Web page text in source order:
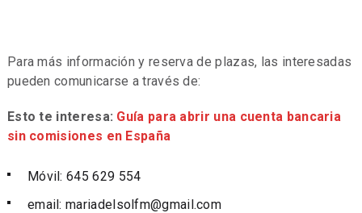
Para más información y reserva de plazas, las interesadas
pueden comunicarse a través de:
Esto te interesa: Guía para abrir una cuenta bancaria
sin comisiones en España
Móvil: 645 629 554
email:mariadelsolfm@gmail.com